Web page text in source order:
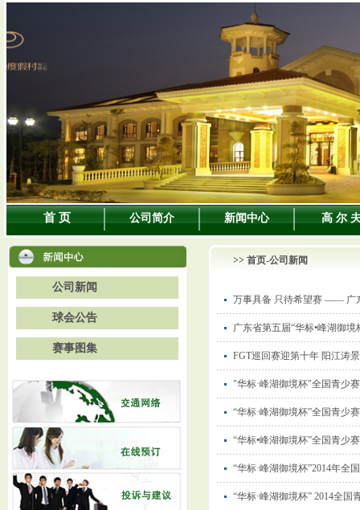
首 页 公司简介 新闻中心 高 尔
公司新闻
球会公告
赛事图集
>> 首页-公司新闻
万事具备 只待希望赛 —— 广
广东省第五届“华标•峰湖御
FGT巡回赛迎第十年 阳江涛
"华标·峰湖御境杯"全国青少
“华标·峰湖御境杯”全国青少
“华标•峰湖御境杯”全国青少
“华标·峰湖御境杯”2014年全
“华标·峰湖御境杯” 2014全